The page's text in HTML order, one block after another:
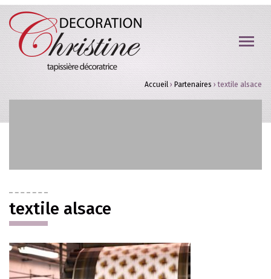
Accueil › Partenaires ›textile alsace
textile alsace